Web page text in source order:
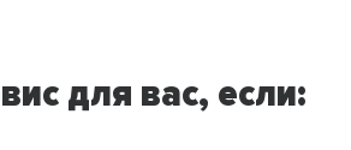
для вас, если: